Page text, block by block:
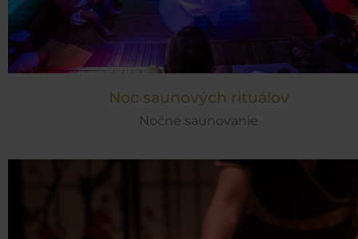
Noc saunových rituálov
Nočné saunovanie